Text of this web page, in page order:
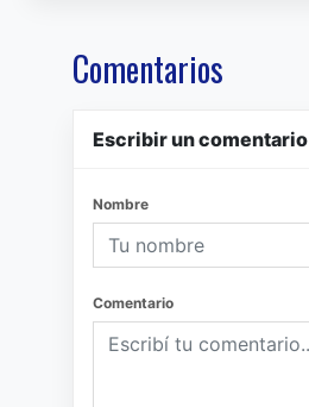
Comentarios
Escribir un comentario
Nombre
Comentario